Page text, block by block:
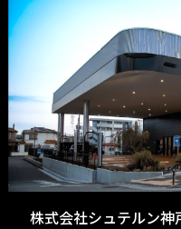
株式会社シュテルン神